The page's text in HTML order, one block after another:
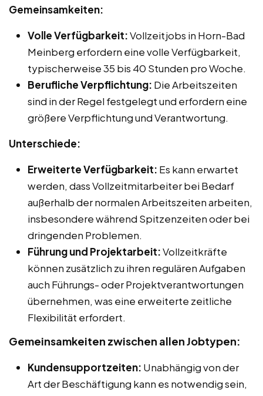
Gemeinsamkeiten:
Volle Verfügbarkeit:Vollzeitjobs in Horn-Bad
Meinberg erfordern eine volle Verfügbarkeit,
typischerweise 35 bis 40 Stunden pro Woche.
Berufliche Verpflichtung: Die Arbeitszeiten
sind in der Regel festgelegt und erfordern eine
größere Verpflichtung und Verantwortung.
Unterschiede:
Erweiterte Verfügbarkeit: Es kann erwartet
werden, dass Vollzeitmitarbeiter bei Bedarf
außerhalb der normalen Arbeitszeiten arbeiten,
insbesondere während Spitzenzeiten oder bei
dringenden Problemen.
Führung und Projektarbeit:Vollzeitkräfte
können zusätzlich zu ihren regulären Aufgaben
auch Führungs- oder Projektverantwortungen
übernehmen, was eine erweiterte zeitliche
Flexibilität erfordert.
Gemeinsamkeiten zwischen allen Jobtypen:
Kundensupportzeiten: Unabhängig von der
Art der Beschäftigung kann es notwendig sein,